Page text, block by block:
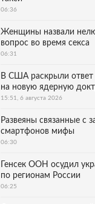
06:36
Женщины назвали
вопрос во время секса
06:31
В США раскрыли ответ
на новую ядерную
15:51, 6 августа 2026
Развеяны связанные с
смартфонов мифы
06:30
Генсек ООН осудил
по регионам России
06:25